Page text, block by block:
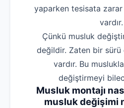
yaparken tesisata
vardır.
Çünkü musluk
değildir. Zaten bir sürü
vardır. Bu
değiştirmeyi
Musluk montajı
musluk değişimi